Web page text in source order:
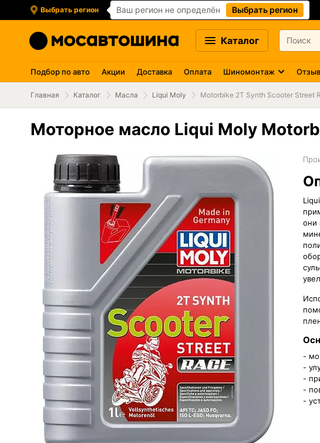
Выбрать регион Ваш регион не определён Выбрать регион
Каталог
Подбор по авто Акции Доставка Оплата Шиномонтаж
Главная Каталог Масла Liqui Moly Motorbike 2T Synth Scooter Street
Моторное масло Liqui Moly
они
-
-
-
-
-